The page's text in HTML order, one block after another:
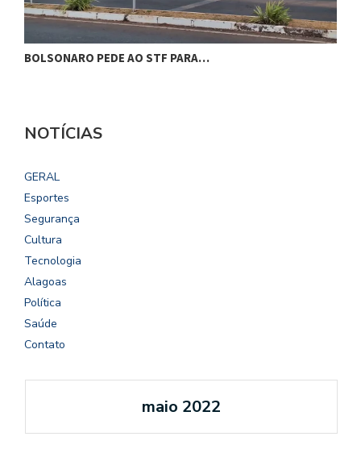
BOLSONARO PEDE AO STF PARA…
NOTÍCIAS
GERAL
Esportes
Segurança
Cultura
Tecnologia
Alagoas
Política
Saúde
Contato
maio 2022